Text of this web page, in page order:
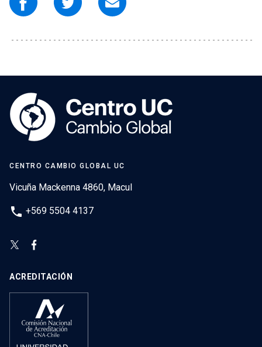
CENTRO CAMBIO GLOBAL UC
Vicuña Mackenna 4860, Macul
phone +569 5504 4137
ACREDITACIÓN